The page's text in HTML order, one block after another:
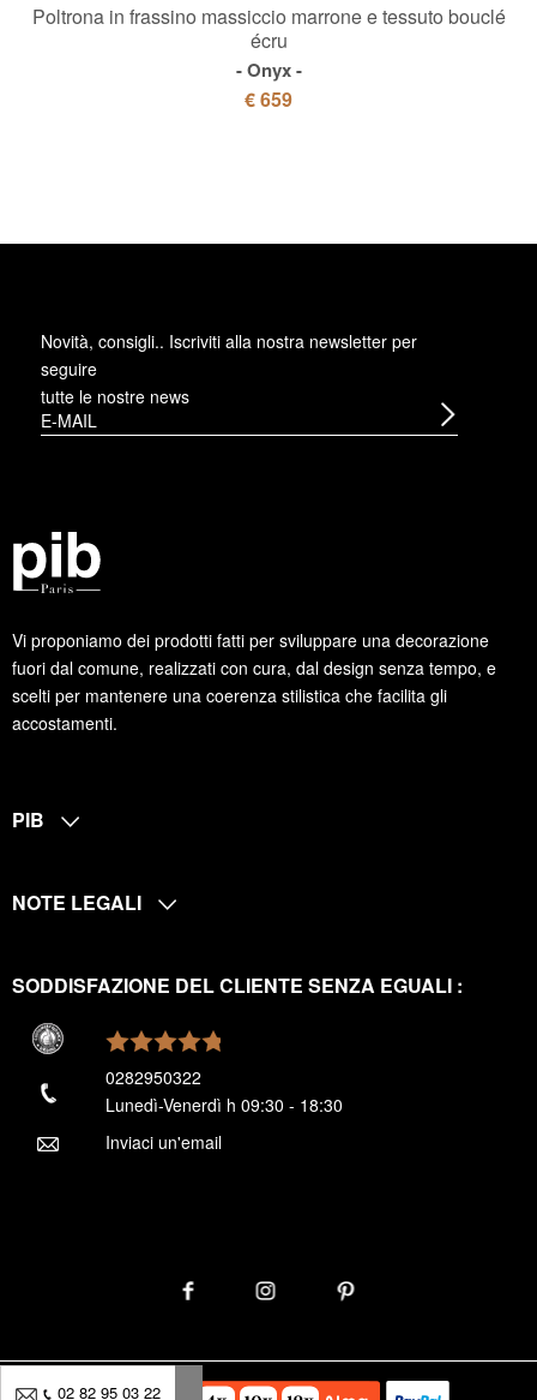
Poltrona in frassino massiccio marrone e tessuto bouclé
écru
Onyx
€ 659
Vi proponiamo dei prodotti fatti per sviluppare una decorazione
fuori dal comune, realizzati con cura, dal design senza tempo, e
scelti per mantenere una coerenza stilistica che facilita gli
accostamenti.
Novità, consigli.. Iscriviti alla nostra newsletter per
seguire
tutte le nostre news
PIB
NOTE LEGALI
SODDISFAZIONE DEL CLIENTE SENZA EGUALI :
0282950322
Lunedì-Venerdì h 09:30 - 18:30
Inviaci un'email
02 82 95 03 22